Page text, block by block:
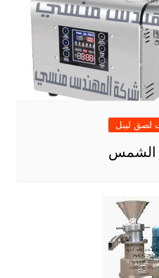
لصق ليبل
الشمس